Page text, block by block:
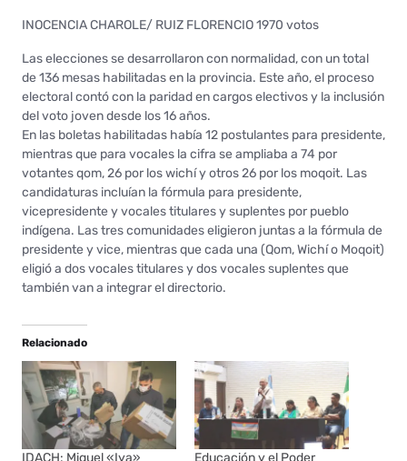
INOCENCIA CHAROLE/ RUIZ FLORENCIO 1970 votos
Las elecciones se desarrollaron con normalidad, con un total
de 136 mesas habilitadas en la provincia. Este año, el proceso
electoral contó con la paridad en cargos electivos y la inclusión
del voto joven desde los 16 años.
En las boletas habilitadas había 12 postulantes para presidente,
mientras que para vocales la cifra se ampliaba a 74 por
votantes qom, 26 por los wichí y otros 26 por los moqoit. Las
candidaturas incluían la fórmula para presidente,
vicepresidente y vocales titulares y suplentes por pueblo
indígena. Las tres comunidades eligieron juntas a la fórmula de
presidente y vice, mientras que cada una (Qom, Wichí o Moqoit)
eligió a dos vocales titulares y dos vocales suplentes que
también van a integrar el directorio.
Relacionado